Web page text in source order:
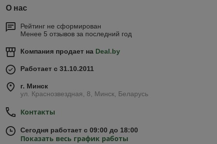
О нас
Рейтинг не сформирован
Менее 5 отзывов за последний год
Компания продает на Deal.by
Работает с 31.10.2011
г. Минск
ул. Краснозвездная, 8, Минск, Беларусь
Контакты
Сегодня работает с 09:00 до 18:00
Показать весь график работы